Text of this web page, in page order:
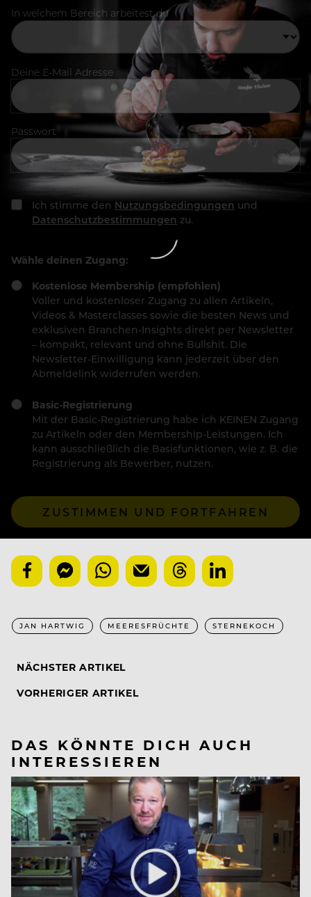
In welchem Bereich arbeitest du
Deine E-Mail Adresse
Passwort
Ich stimme den Nutzungsbedingungen und
Datenschutzbestimmungen zu.
Wähle deinen Zugang:
Kostenlose Membership (empfohlen)
Voller und kostenloser Zugang zu allen Artikeln,
Videos & Masterclasses sowie die besten News und
exklusiven Branchen-Insights direkt per Newsletter
– kompakt, relevant und ohne Bullshit. Die
Newsletter-Einwilligung kann jederzeit über den
Abmeldelink widerrufen werden.
Basic-Registrierung
Mit der Basic-Registrierung habe ich KEINEN Zugang
zu Artikeln oder den Membership-Leistungen. Ich
kann ausschließlich die Basisfunktionen, wie z. B. die
Registrierung als Bewerber, nutzen.
ZUSTIMMEN UND FORTFAHREN
JAN HARTWIG MEERESFRÜCHTE STERNEKOCH
NÄCHSTER ARTIKEL
VORHERIGER ARTIKEL
DAS KÖNNTE DICH AUCH
INTERESSIEREN